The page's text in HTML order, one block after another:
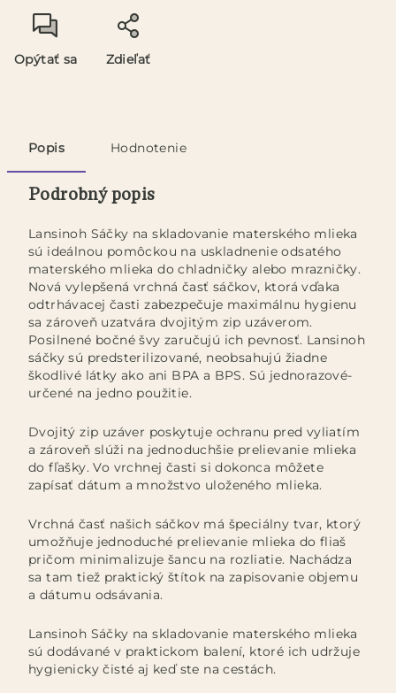
Opýtať sa Zdieľať
Popis Hodnotenie
Podrobný popis
Lansinoh Sáčky na skladovanie materského mlieka
sú ideálnou pomôckou na uskladnenie odsatého
materského mlieka do chladničky alebo mrazničky.
Nová vylepšená vrchná časť sáčkov, ktorá vďaka
odtrhávacej časti zabezpečuje maximálnu hygienu
sa zároveň uzatvára dvojitým zip uzáverom.
Posilnené bočné švy zaručujú ich pevnosť. Lansinoh
sáčky sú predsterilizované, neobsahujú žiadne
škodlivé látky ako ani BPA a BPS. Sú jednorazové-
určené na jedno použitie.
Dvojitý zip uzáver poskytuje ochranu pred vyliatím
a zároveň slúži na jednoduchšie prelievanie mlieka
do fľašky. Vo vrchnej časti si dokonca môžete
zapísať dátum a množstvo uloženého mlieka.
Vrchná časť našich sáčkov má špeciálny tvar, ktorý
umožňuje jednoduché prelievanie mlieka do fliaš
pričom minimalizuje šancu na rozliatie. Nachádza
sa tam tiež praktický štítok na zapisovanie objemu
a dátumu odsávania.
Lansinoh Sáčky na skladovanie materského mlieka
sú dodávané v praktickom balení, ktoré ich udržuje
hygienicky čisté aj keď ste na cestách.